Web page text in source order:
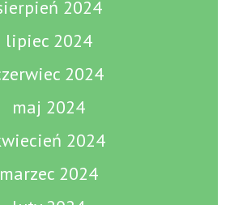
2024
lipiec 2024
2024
maj 2024
2024
marzec 2024